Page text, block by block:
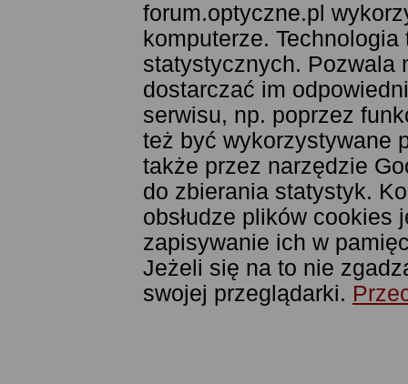
forum.optyczne.pl
komputerze.
statystycznych. Pozwala
dostarczać im
serwisu, np. poprzez
też być wykorzystywane
także przez narzędzie
do zbierania statystyk.
obsłudze plików cookies
zapisywanie ich w
Jeżeli się na to nie
swojej przeglądarki.